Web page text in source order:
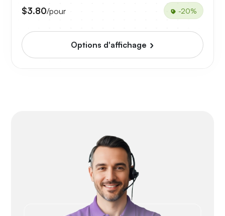
$3.80/pour -20%
Options d'affichage